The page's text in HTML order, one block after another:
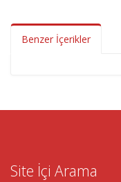
Benzer İçerikler
Site İçi Arama